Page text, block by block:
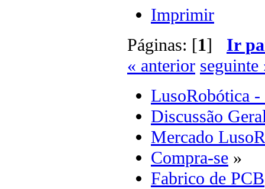
Imprimir
Páginas: [1] Ir
« anterior seguinte
LusoRobótica -
Discussão
Mercado
Compra-se »
Fabrico de PCB